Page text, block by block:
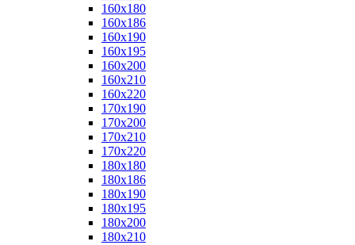
160x180
160x186
160x190
160x195
160x200
160x210
160x220
170x190
170x200
170x210
170x220
180x180
180x186
180x190
180x195
180x200
180x210